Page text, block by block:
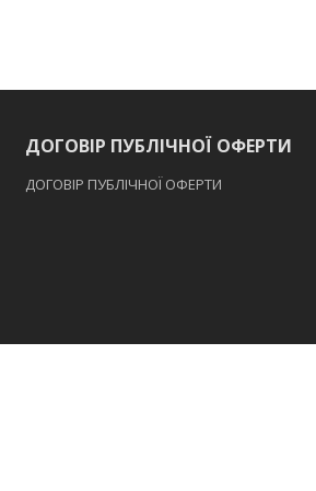
ДОГОВІР ПУБЛІЧНОЇ ОФЕРТИ
ДОГОВІР ПУБЛІЧНОЇ ОФЕРТИ